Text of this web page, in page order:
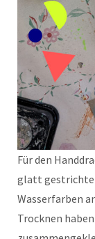
Für den
glatt
Wasserfarben
Trocknen